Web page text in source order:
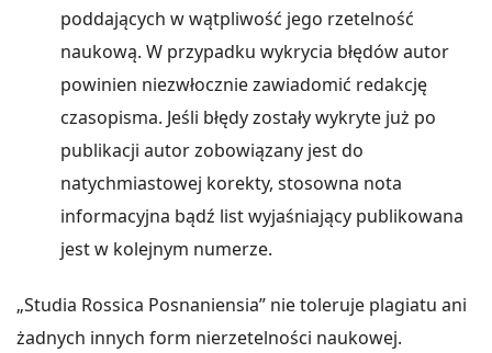
poddających w wątpliwość jego rzetelność
naukową. W przypadku wykrycia błędów autor
powinien niezwłocznie zawiadomić redakcję
czasopisma. Jeśli błędy zostały wykryte już po
publikacji autor zobowiązany jest do
natychmiastowej korekty, stosowna nota
informacyjna bądź list wyjaśniający publikowana
jest w kolejnym numerze.
„Studia Rossica Posnaniensia” nie toleruje plagiatu ani
żadnych innych form nierzetelności naukowej.